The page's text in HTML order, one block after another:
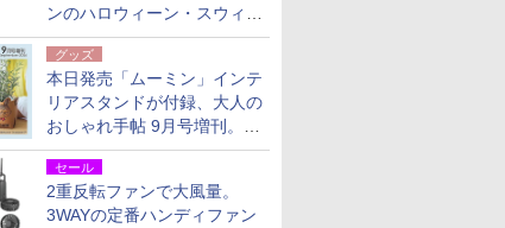
ンのハロウィーン・スウィー
トサプライズ」限定グッズ公
開グッズ
本日発売「ムーミン」インテ
リアスタンドが付録、大人の
おしゃれ手帖 9月号増刊。レ
ザー調で高級感ある2個セッ
トセール
2重反転ファンで大風量。
3WAYの定番ハンディファン